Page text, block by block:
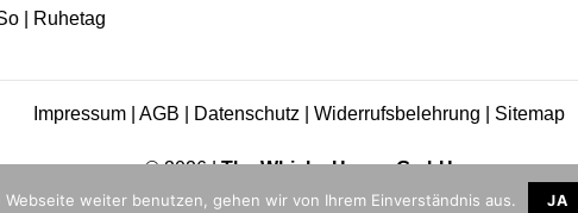
| Ruhetag
Impressum| AGB Datenschutz Widerrufsbelehrung Sitemap
© 2026 |The Whisky House GmbH
weiter benutzen, gehen wir von Ihrem Einverständnis aus. JA